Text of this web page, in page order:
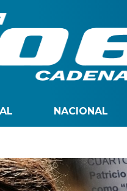
NACIONAL